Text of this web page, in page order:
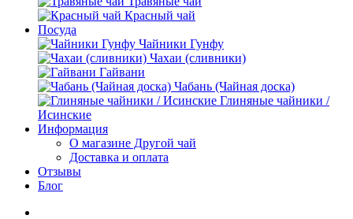
Красный чай
Посуда
Чайники Гунфу
Чахаи (сливники)
Гайвани
Чабань (Чайная доска)
Глиняные чайники /
Исинские
Информация
О магазине Другой чай
Доставка и оплата
Отзывы
Блог